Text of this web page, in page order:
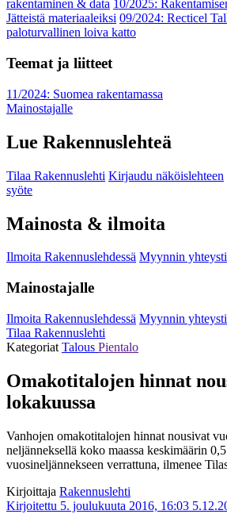
rakentaminen & data 10/2025:
Jätteistä materiaaleiksi 09/2024: Recticel
paloturvallinen loiva katto
Teemat ja liitteet
11/2024: Suomea rakentamassa
Mainostajalle
Lue Rakennuslehteä
Tilaa Rakennuslehti Kirjaudu näköislehteen
syöte
Mainosta & ilmoita
Ilmoita Rakennuslehdessä Myynnin
Mainostajalle
Ilmoita Rakennuslehdessä Myynnin
Tilaa Rakennuslehti
Kategoriat Talous Pientalo
Omakotitalojen hinnat
lokakuussa
Vanhojen omakotitalojen hinnat nousivat
neljänneksellä koko maassa keskimäärin
vuosineljännekseen verrattuna, ilmenee
Kirjoittaja Rakennuslehti
Kirjoitettu 5. joulukuuta 2016, 16:03